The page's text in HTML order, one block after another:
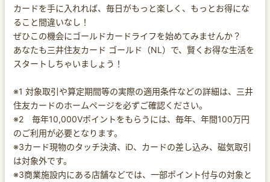
カードを手に入れれば、毎日がもっと楽しく、もっとお得にな
ること間違いなし！
ぜひこの機会にゴールドカードライフを始めてみませんか？
あなたも三井住友カード ゴールド（NL）で、賢くお得な生活を
スタートしちゃいましょう！
※1 対象取引や算定期間等の実際の適用条件などの詳細は、三井
住友カードのホームページを必ずご確認ください。
※2 毎年10,000Vポイントをもらうには、毎年、年間100万円
のご利用が必要となります。
※3カード現物のタッチ決済、iD、カードの差し込み、磁気取引
は対象外です。
※3商業施設内にある店舗などでは、一部ポイント付与の対象と